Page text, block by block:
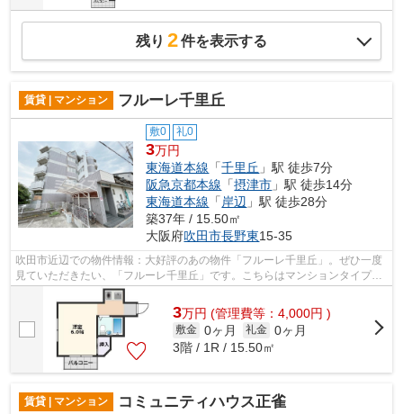
残り 2件を表示する
賃貸 | マンション フルーレ千里丘
敷0 礼0
3万円
東海道本線 「千里丘 」駅 徒歩7分
阪急京都本線 「摂津市 」駅 徒歩14分
東海道本線 「 岸辺 」駅 徒歩28分
築37年 / 15.50㎡
大阪府吹田市長野東15-35
吹田市近辺での物件情報：大好評のあの物件「フルーレ千里丘」。ぜひ一度
見ていただきたい、「フルーレ千里丘」です。こちらはマンションタイプに
なります。耐火、耐震性の高い鉄筋コ...
3万円 (管理費等：4,000円 )
敷金 0ヶ月 礼金 0ヶ月
3階 / 1R / 15.50㎡
賃貸 | マンション コミュニティハウス正雀